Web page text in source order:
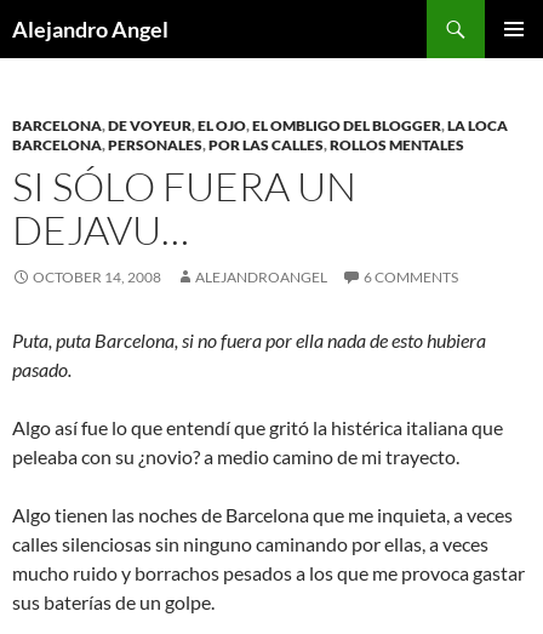
toAlejandro Angel
BARCELONA,DE VOYEUR,EL OJO,EL OMBLIGO DEL BLOGGER,LA LOCA
BARCELONA,PERSONALES,POR LAS CALLES,ROLLOS MENTALES
SI SÓLO FUERA UN
DEJAVU…
OCTOBER 14, 2008 ALEJANDROANGEL 6 COMMENTS
Puta, puta Barcelona, si no fuera por ella nada de esto hubiera
pasado.
Algo así fue lo que entendí que gritó la histérica italiana que
peleaba con su ¿novio? a medio camino de mi trayecto.
Algo tienen las noches de Barcelona que me inquieta, a veces
calles silenciosas sin ninguno caminando por ellas, a veces
mucho ruido y borrachos pesados a los que me provoca gastar
sus baterías de un golpe.